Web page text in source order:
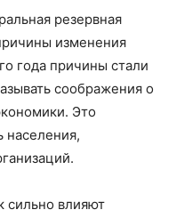
резервная
изменения
года причины стали
соображения о
Это
населения,
сильно влияют